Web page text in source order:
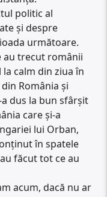
politic al
și despre
următoare.
au trecut românii
calm din ziua în
România și
dus la bun sfârșit
care și-a
lui Orban,
în spatele
făcut tot ce au
acum, dacă nu ar